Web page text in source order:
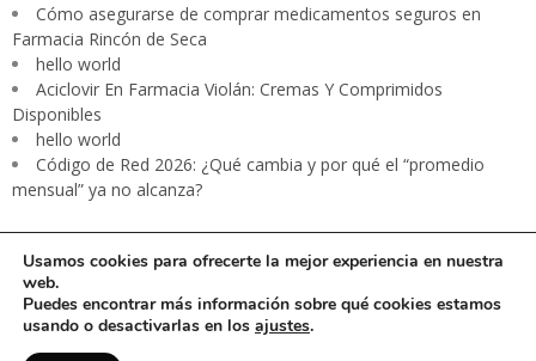
Cómo asegurarse de comprar medicamentos seguros en
Farmacia Rincón de Seca
hello world
Aciclovir En Farmacia Violán: Cremas Y Comprimidos
Disponibles
hello world
Código de Red 2026: ¿Qué cambia y por qué el “promedio
mensual” ya no alcanza?
CARTA PRESIDENTE
Usamos cookies para ofrecerte la mejor experiencia en nuestra
web.
Puedes encontrar más información sobre qué cookies estamos
usando o desactivarlas en los ajustes.